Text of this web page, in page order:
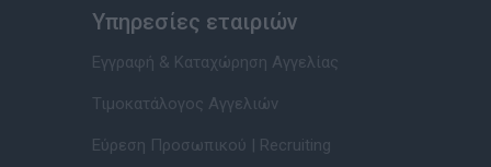
Υπηρεσίες εταιριών
Εγγραφή & Καταχώρηση Αγγελίας
Τιμοκατάλογος Αγγελιών
Εύρεση Προσωπικού | Recruiting